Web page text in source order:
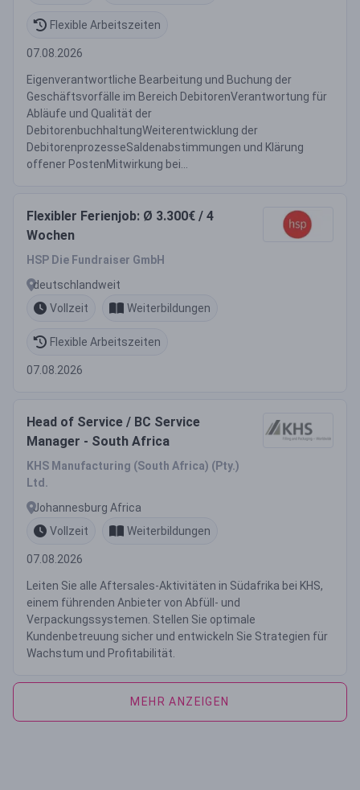
Flexible Arbeitszeiten
07.08.2026
Eigenverantwortliche Bearbeitung und Buchung der
Geschäftsvorfälle im Bereich DebitorenVerantwortung für
Abläufe und Qualität der
DebitorenbuchhaltungWeiterentwicklung der
DebitorenprozesseSaldenabstimmungen und Klärung
offener PostenMitwirkung bei...
Flexibler Ferienjob: Ø 3.300€ / 4
Wochen
HSP Die Fundraiser GmbH
deutschlandweit
Vollzeit
Weiterbildungen
Flexible Arbeitszeiten
07.08.2026
Head of Service / BC Service
Manager - South Africa
KHS Manufacturing (South Africa) (Pty.)
Ltd.
Johannesburg Africa
Vollzeit
Weiterbildungen
07.08.2026
Leiten Sie alle Aftersales-Aktivitäten in Südafrika bei KHS,
einem führenden Anbieter von Abfüll- und
Verpackungssystemen. Stellen Sie optimale
Kundenbetreuung sicher und entwickeln Sie Strategien für
Wachstum und Profitabilität.
MEHR ANZEIGEN